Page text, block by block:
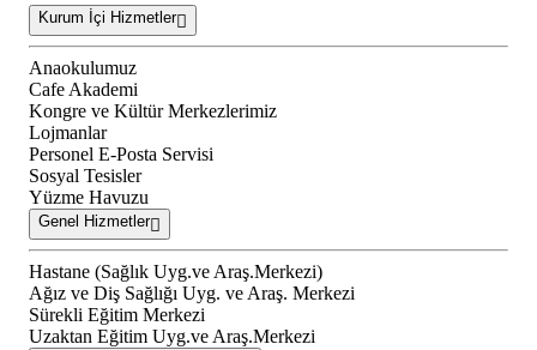
Kurum İçi Hizmetler
Anaokulumuz
Cafe Akademi
Kongre ve Kültür Merkezlerimiz
Lojmanlar
Personel E-Posta Servisi
Sosyal Tesisler
Yüzme Havuzu
Genel Hizmetler
Hastane (Sağlık Uyg.ve Araş.Merkezi)
Ağız ve Diş Sağlığı Uyg. ve Araş. Merkezi
Sürekli Eğitim Merkezi
Uzaktan Eğitim Uyg.ve Araş.Merkezi